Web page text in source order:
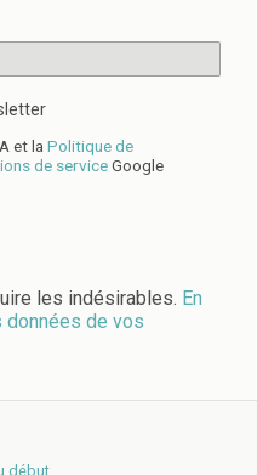
et laPolitique de
de serviceGoogle
les indésirables. En
données de vos
début